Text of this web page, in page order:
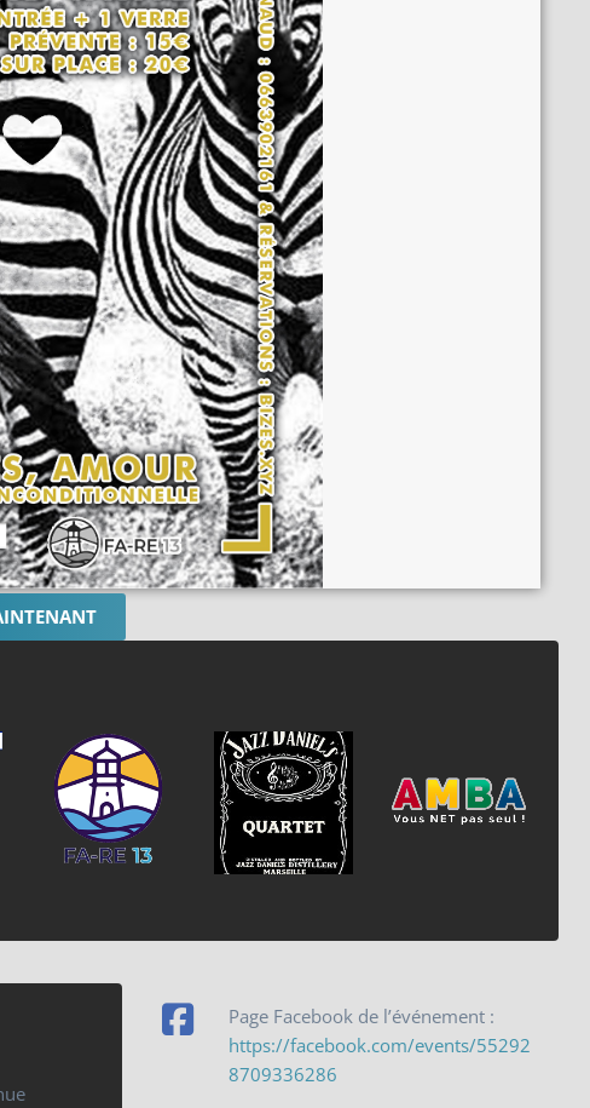
Page Facebook de l’événement :
https://facebook.com/events/55292
8709336286